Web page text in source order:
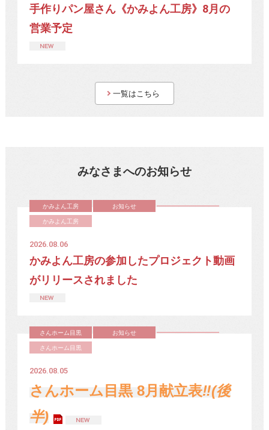
手作りパン屋さん《かみよん工房》8月の
営業予定
一覧はこちら
みなさまへのお知らせ
かみよん工房
お知らせ
かみよん工房
2026.08.06
かみよん工房の参加したプロジェクト動画
がリリースされました
さんホーム目黒
お知らせ
さんホーム目黒
2026.08.05
さんホーム目黒 8月献立表‼(後
半)